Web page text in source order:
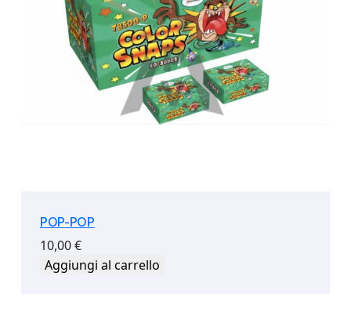
POP-POP
10,00€
Aggiungi al carrello